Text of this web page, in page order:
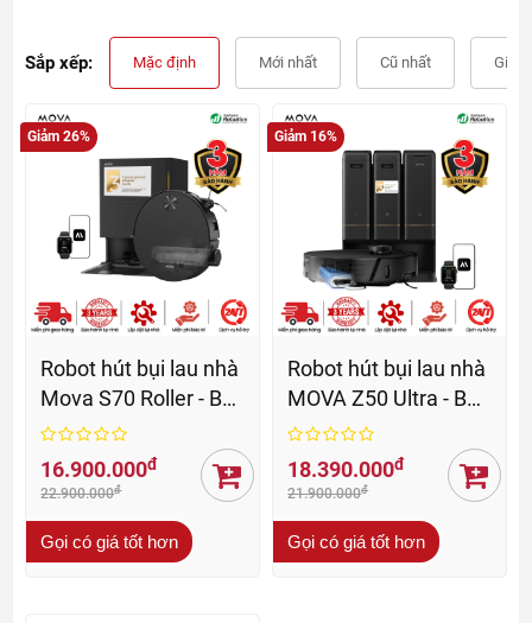
Sắp xếp: Mặc định Mới nhất Cũ nhất Giá
Giảm 26%
Robot hút bụi lau nhà
Mova S70 Roller - BH
36 Th
16.900.000đ
22.900.000đ
Gọi có giá tốt hơn
Giảm 16%
Robot hút bụi lau nhà
MOVA Z50 Ultra - BH
36 Th
18.390.000đ
21.900.000đ
Gọi có giá tốt hơn